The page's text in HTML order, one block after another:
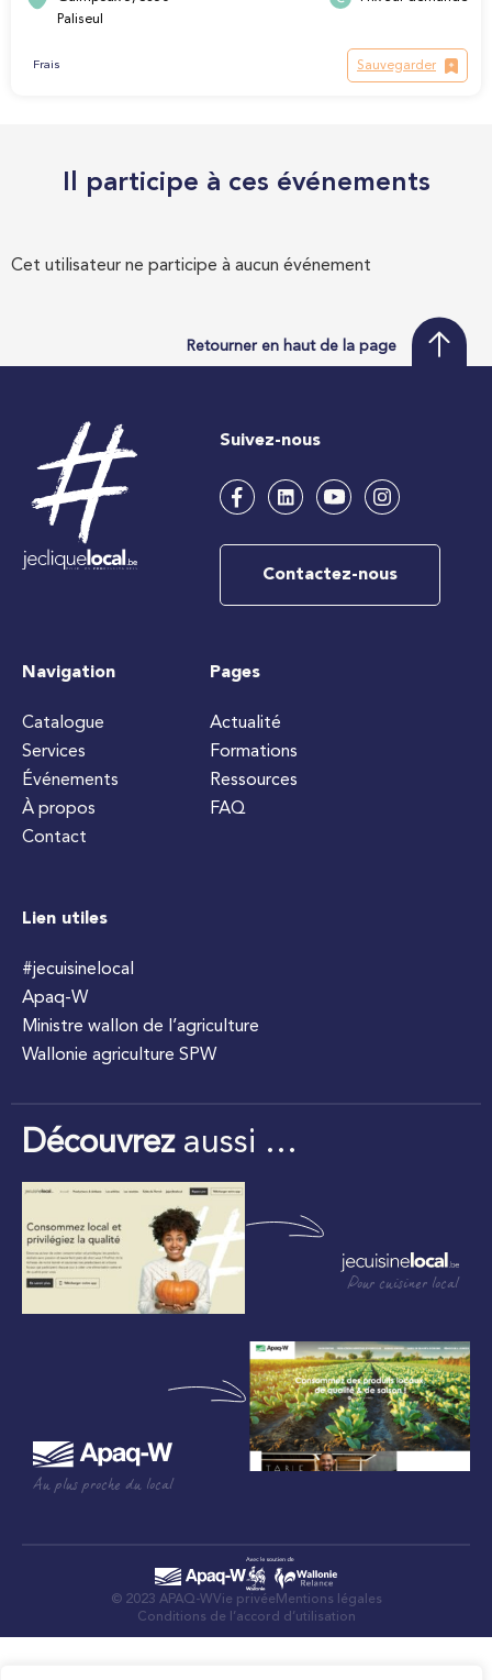
Paliseul
Frais Sauvegarder
Il participe à ces événements
Cet utilisateur ne participe à aucun événement
Retourner en haut de la page
Suivez-nous
Contactez-nous
Navigation
Catalogue
Services
Événements
À propos
Contact
Pages
Actualité
Formations
Ressources
FAQ
Lien utiles
#jecuisinelocal
Apaq-W
Ministre wallon de l’agriculture
Wallonie agriculture SPW
Découvrezaussi …
Pour cuisiner local
Au plus proche du local
© 2023 APAQ-WVie privée Mentions légales
Conditions de l’accord d’utilisation